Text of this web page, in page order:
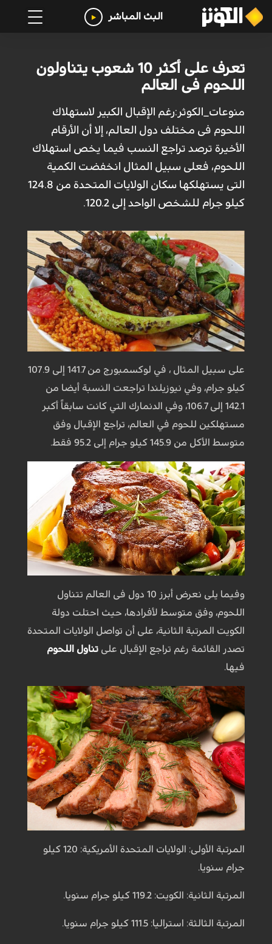
البث المباشر
تعرف على أكثر 10 شعوب يتناولون
اللحوم فى العالم
منوعات_الكوثر:رغم الإقبال الكبير لاستهلاك
اللحوم فى مختلف دول العالم، إلا أن الأرقام
الأخيرة ترصد تراجع النسب فيما يخص استهلاك
اللحوم، فعلى سبيل المثال انخفضت الكمية
التى يستهلكها سكان الولايات المتحدة من 124.8
كيلو جرام للشخص الواحد إلى 120.2.
على سبيل المثال ، في لوكسمبورج من 141.7 إلى 107.9
كيلو جرام، وفي نيوزيلندا تراجعت النسبة أيضا من
142.1 إلى 106.7، وفي الدنمارك التي كانت سابقاً أكبر
مستهلكين للحوم في العالم، تراجع الإقبال وفق
متوسط الأكل من 145.9 كيلو جرام إلى 95.2 فقط.
وفيما يلى نعرض أبرز 10 دول فى العالم تتناول
اللحوم، وفق متوسط لأفرادها، حيث احتلت دولة
الكويت المرتبة الثانية، على أن تواصل الولايات المتحدة
تصدر القائمة رغم تراجع الإقبال على تناول اللحوم
فيها.
المرتبة الأولى: الولايات المتحدة الأمريكية: 120 كيلو
جرام سنويا.
المرتبة الثانية: الكويت: 119.2 كيلو جرام سنويا.
المرتبة الثالثة: استراليا: 111.5 كيلو جرام سنويا.